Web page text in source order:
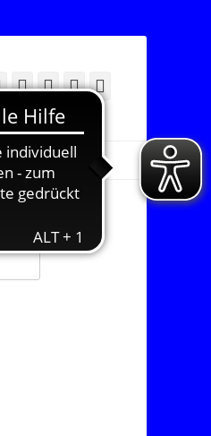
Facebook
Twitter
E- YouTube
Suchen